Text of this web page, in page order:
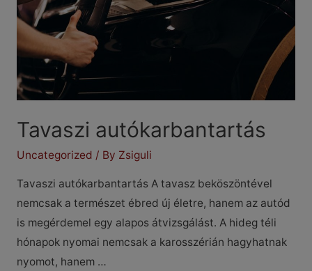
Tavaszi autókarbantartás
Uncategorized / By Zsiguli
Tavaszi autókarbantartás A tavasz beköszöntével
nemcsak a természet ébred új életre, hanem az autód
is megérdemel egy alapos átvizsgálást. A hideg téli
hónapok nyomai nemcsak a karosszérián hagyhatnak
nyomot, hanem …